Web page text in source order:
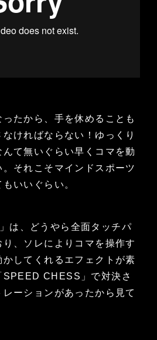
たから、手を休めることも
ければならない！ゆっくり
て無いぐらい早くコマを動
それこそマインドスポーツ
いいぐらい。
は、どうやら全面タッチパ
、ソレによりコマを操作す
してくれるエフェクトが素
SPEED CHESS」で対決さ
ーションがあったから見て